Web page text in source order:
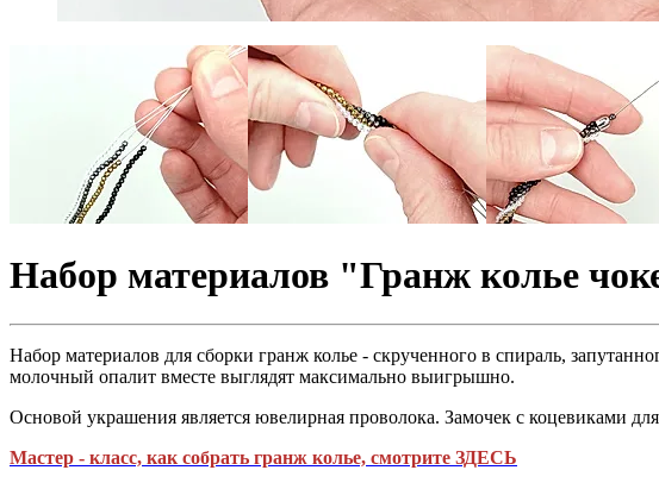
Набор материалов "Гранж колье
Набор материалов для сборки гранж колье - скрученного в спираль,
молочный опалит вместе выглядят максимально выигрышно.
Основой украшения является ювелирная проволока. Замочек с коцевиками
Мастер - класс, как собрать гранж колье, смотрите ЗДЕСЬ